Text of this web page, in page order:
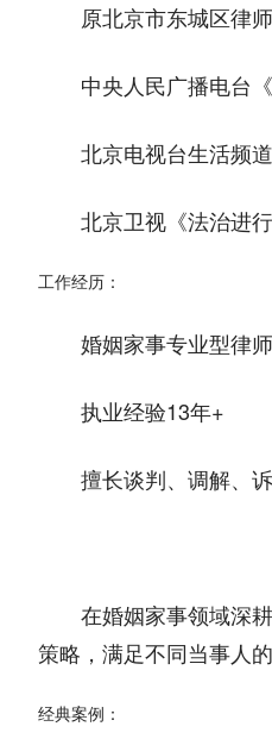
原北京市东城区律
中央人民广播电台
北京电视台生活频
北京卫视《法治进
工作经历：
婚姻家事专业型律师
执业经验13年+
擅长谈判、调解、
在婚姻家事领域深
策略，满足不同当事人
经典案例：